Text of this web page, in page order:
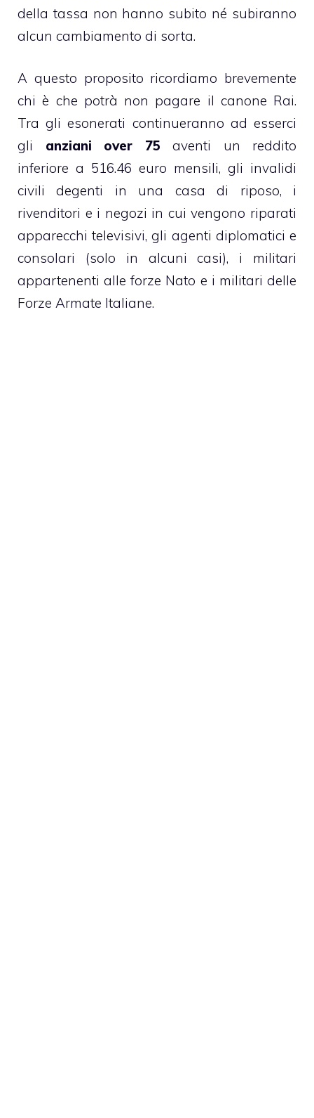
della tassa non hanno subito né subiranno
alcun cambiamento di sorta.
A questo proposito ricordiamo brevemente
chi è che potrà non pagare il canone Rai.
Tra gli esonerati continueranno ad esserci
gli anziani over 75 aventi un reddito
inferiore a 516.46 euro mensili, gli invalidi
civili degenti in una casa di riposo, i
rivenditori e i negozi in cui vengono riparati
apparecchi televisivi, gli agenti diplomatici e
consolari (solo in alcuni casi), i militari
appartenenti alle forze Nato e i militari delle
Forze Armate Italiane.